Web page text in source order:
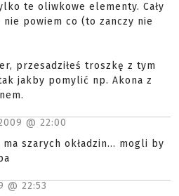
te oliwkowe elementy. Cały
powiem co (to zanczy nie
przesadziłeś troszkę z tym
jakby pomylić np. Akona z
@ 22:00
szarych okładzin... mogli by
@ 22:53